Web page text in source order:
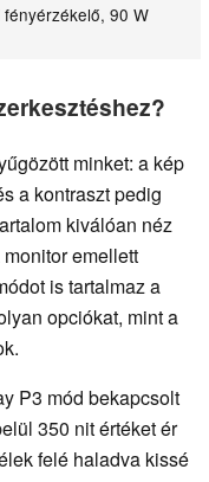
90 W
minket: a kép
a kontraszt pedig
kiválóan néz
emellett
is tartalmaz a
opciókat, mint a
P3 mód bekapcsolt
350 nit értéket ér
felé haladva kissé